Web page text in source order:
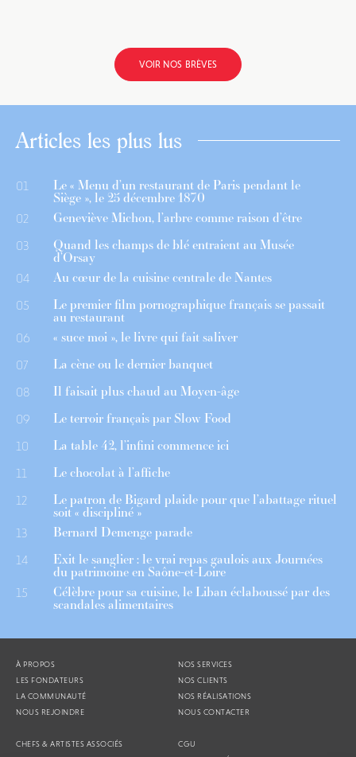
VOIR NOS BRÈVES
Articles les plus lus
01 Le « Menu d’un restaurant de Paris pendant le
Siège », le 25 décembre 1870
02 Geneviève Michon, l’arbre comme raison d’être
03 Quand les champs de blé entraient au Musée
d’Orsay
04 Au cœur de la cuisine centrale de Nantes
05 Le premier film pornographique français se passait
au restaurant
06 « suce moi », le livre qui fait saliver
07 La cène ou le dernier banquet
08 Il faisait plus chaud au Moyen-âge
09 Le terroir français par Slow Food
10 La table 42, l’infini commence ici
11 Le chocolat à l’affiche
12 Le patron de Bigard plaide pour que l’abattage rituel
soit « discipliné »
13 Bernard Demenge parade
14 Exit le sanglier : le vrai repas gaulois aux Journées
du patrimoine en Saône-et-Loire
15 Célèbre pour sa cuisine, le Liban éclaboussé par des
scandales alimentaires
À PROPOS
LES FONDATEURS
LA COMMUNAUTÉ
NOUS REJOINDRE
NOS SERVICES
NOS CLIENTS
NOS RÉALISATIONS
NOUS CONTACTER
CHEFS & ARTISTES ASSOCIÉS
CGU